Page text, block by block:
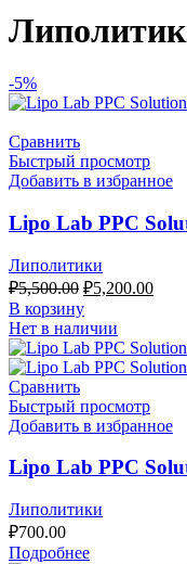
-5%
Сравнить
Быстрый просмотр
Добавить в избранное
Lipo Lab PPC
Липолитики
₽5,500.00
цена
составляла
₽5,500.00.
₽5,200.00
В корзину
Нет в наличии
Сравнить
Быстрый просмотр
Добавить в избранное
Lipo Lab PPC
Липолитики
₽700.00
Подробнее